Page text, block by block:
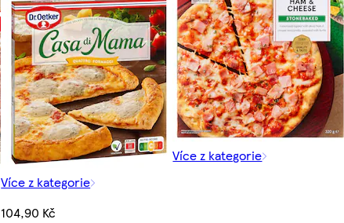
Více z kategorie
104,90 Kč
Více z kategorie